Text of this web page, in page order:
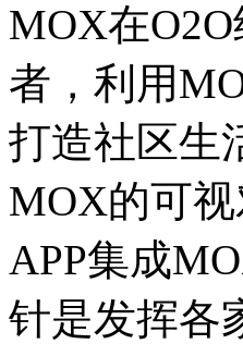
MOX在
者，利用
打造社区生
MOX的可
APP集成
针是发挥各